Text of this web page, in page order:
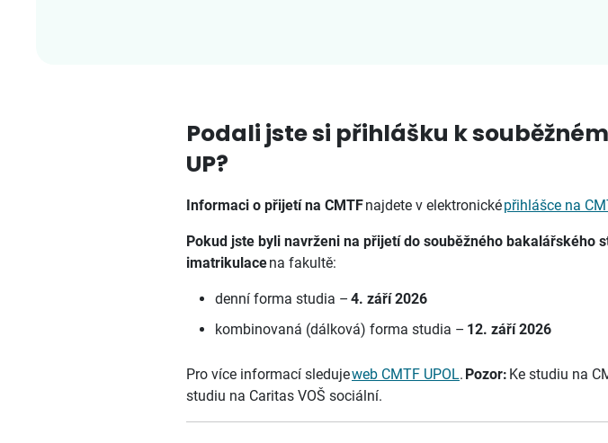
Podali jste si přihlášku k
UP?
Informaci o přijetí na CMTFnajdete v elektronicképřihlášce na
Pokud jste byli navrženi na přijetí do souběžného bakalářského
imatrikulacena fakultě:
denní forma studia – 4. září 2026
kombinovaná (dálková) forma studia – 12. září 2026
Pro více informací sledujeweb CMTF UPOL. Pozor: Ke studiu na
studiu na Caritas VOŠ sociální.